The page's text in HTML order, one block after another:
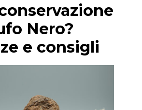
Nero?
e consigli